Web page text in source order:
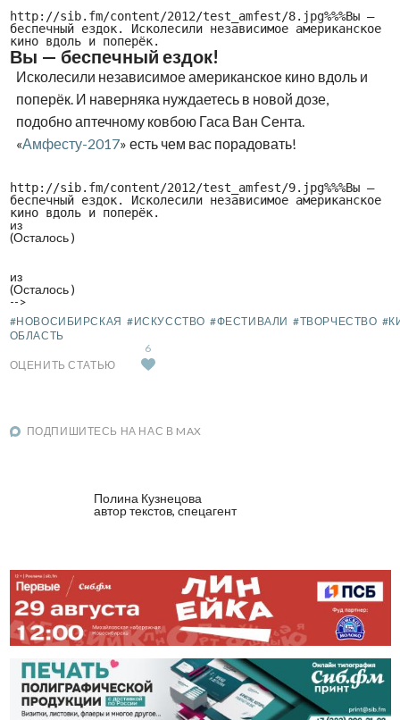
http://sib.fm/content/2012/test_amfest/8.jpg%%%Вы —
беспечный ездок. Исколесили независимое американское
кино вдоль и поперёк.
Вы — беспечный ездок!
Исколесили независимое американское кино вдоль и
поперёк. И наверняка нуждаетесь в новой дозе,
подобно аптечному ковбою Гаса Ван Сента.
«Амфесту-2017» есть чем вас порадовать!
http://sib.fm/content/2012/test_amfest/9.jpg%%%Вы —
беспечный ездок. Исколесили независимое американское
кино вдоль и поперёк.
из
(Осталось)
из
(Осталось)
-->
#НОВОСИБИРСКАЯ
ОБЛАСТЬ
#ИСКУССТВО #ФЕСТИВАЛИ #ТВОРЧЕСТВО
ОЦЕНИТЬ СТАТЬЮ
6
ПОДПИШИТЕСЬ НА НАС В MAX
Полина Кузнецова
автор текстов, спецагент